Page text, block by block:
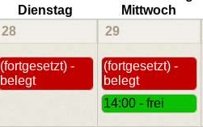
Dienstag
Mittwoch
28
(fortgesetzt) -
belegt
29
(fortgesetzt) -
belegt
14:00 - frei